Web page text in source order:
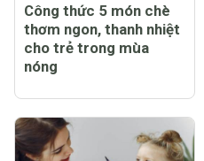
Công thức 5 món chè
thơm ngon, thanh nhiệt
cho trẻ trong mùa
nóng